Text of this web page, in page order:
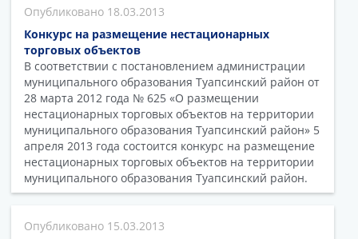
18.03.2013
Конкурс на размещение нестационарных
торговых объектов
В соответствии с постановлением администрации
муниципального образования Туапсинский район от
28 марта 2012 года № 625 «О размещении
нестационарных торговых объектов на территории
муниципального образования Туапсинский район» 5
апреля 2013 года состоится конкурс на размещение
нестационарных торговых объектов на территории
муниципального образования Туапсинский район.
15.03.2013